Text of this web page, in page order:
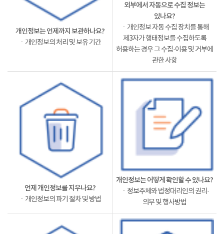
개인정보는 언제까지 보관하나요?
ㆍ개인정보의 처리 및 보유 기간
외부에서 자동으로 수집 정보는
있나요?
ㆍ개인정보 자동 수집 장치를 통해
제3자가 행태정보를 수집하도록
허용하는 경우 그 수집·이용 및 거부에
관한 사항
언제 개인정보를 지우나요?
ㆍ개인정보의 파기 절차 및 방법
개인정보는 어떻게 확인할 수 있나요?
ㆍ정보주체와 법정대리인의 권리·
의무 및 행사방법